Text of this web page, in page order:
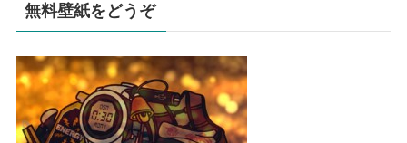
無料壁紙をどうぞ